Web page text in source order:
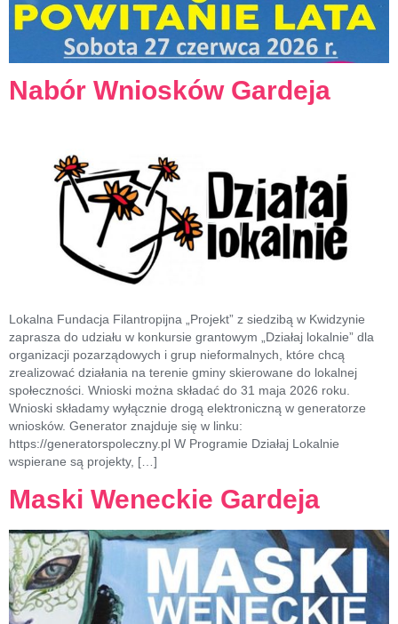
Nabór Wniosków Gardeja
Lokalna Fundacja Filantropijna „Projekt” z siedzibą w Kwidzynie
zaprasza do udziału w konkursie grantowym „Działaj lokalnie” dla
organizacji pozarządowych i grup nieformalnych, które chcą
zrealizować działania na terenie gminy skierowane do lokalnej
społeczności. Wnioski można składać do 31 maja 2026 roku.
Wnioski składamy wyłącznie drogą elektroniczną w generatorze
wniosków. Generator znajduje się w linku:
https://generatorspoleczny.pl W Programie Działaj Lokalnie
wspierane są projekty, […]
Maski Weneckie Gardeja